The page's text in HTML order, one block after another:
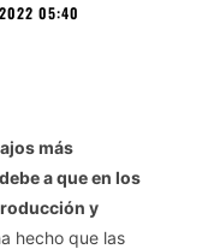
05:40
más
a que en los
y
hecho que las